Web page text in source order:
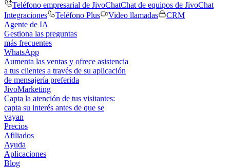
Teléfono empresarial de JivoChatChat de equipos de JivoChat
Integraciones
Teléfono Plus Video llamadas
CRM
Agente de IA
Gestiona las preguntas
más frecuentes
WhatsApp
Aumenta las ventas y ofrece asistencia
a tus clientes a través de su aplicación
de mensajería preferida
JivoMarketing
Capta la atención de tus visitantes:
capta su interés antes de que se
vayan
Precios
Afiliados
Ayuda
Aplicaciones
Blog